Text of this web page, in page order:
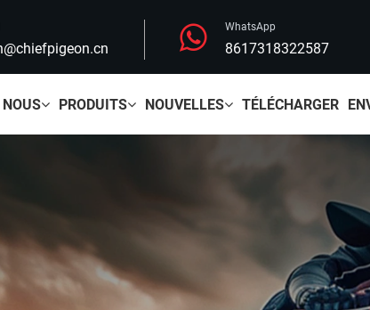
WhatsApp
8617318322587
PRODUITS NOUVELLES TÉLÉCHARGER